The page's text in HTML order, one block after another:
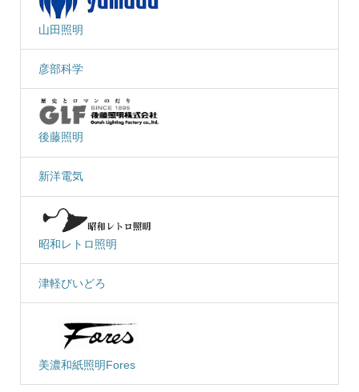
山田照明
彦部科学
後藤照明
新洋電気
昭和レトロ照明
津軽びいどろ
美濃和紙照明Fores